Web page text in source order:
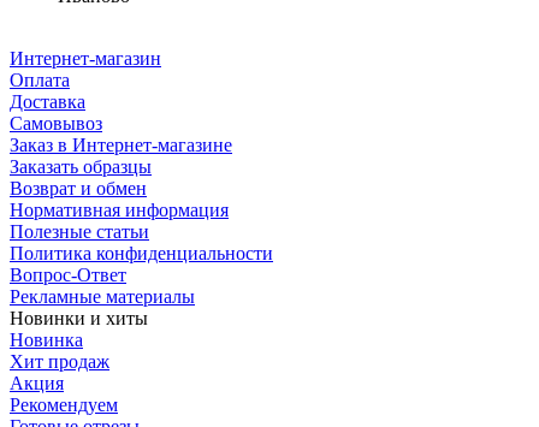
Интернет-магазин
Оплата
Доставка
Самовывоз
Заказ в Интернет-магазине
Заказать образцы
Возврат и обмен
Нормативная информация
Полезные статьи
Политика конфиденциальности
Вопрос-Ответ
Рекламные материалы
Новинки и хиты
Новинка
Хит продаж
Акция
Рекомендуем